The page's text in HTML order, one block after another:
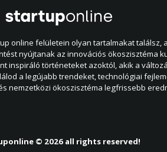
online felületein olyan tartalmakat találsz,
nyújtanak az innovációs ökoszisztéma
inspiráló történeteket azoktól, akik a
a legújabb trendeket, technológiai
nemzetközi ökoszisztéma legfrissebb
© 2026 all rights reserved!